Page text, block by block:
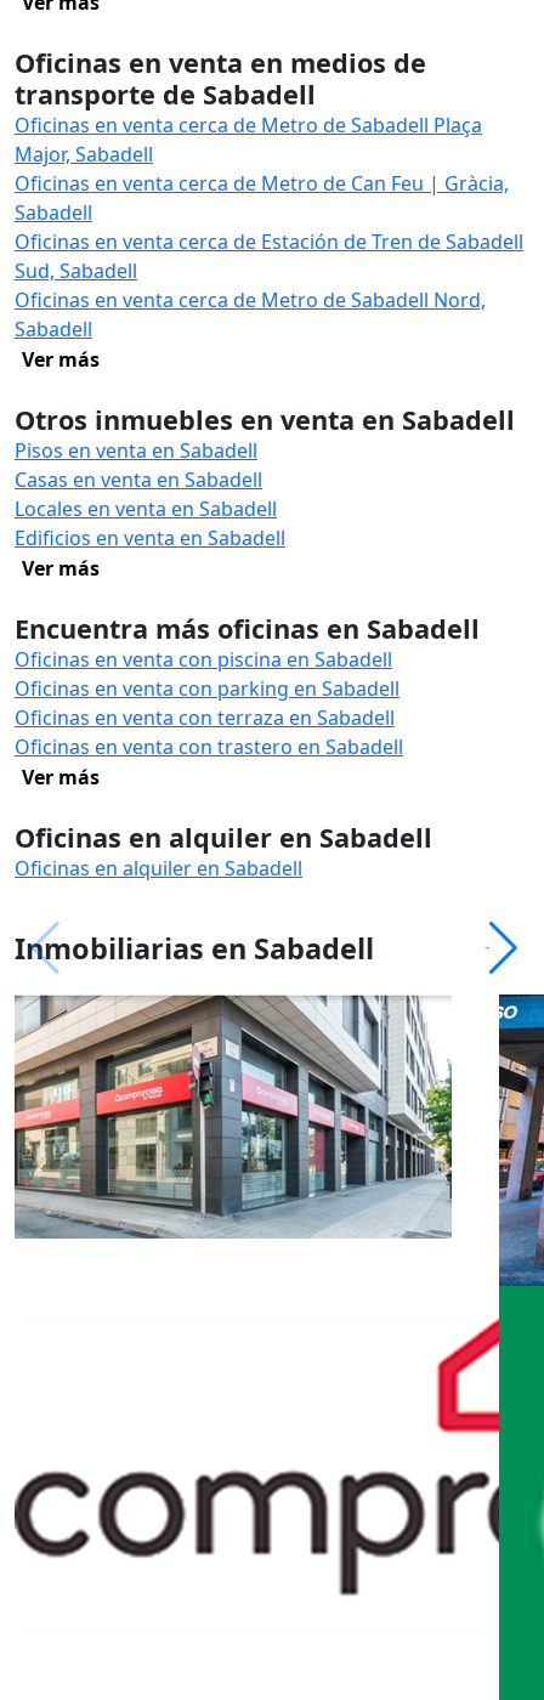
Oficinas en venta en medios de
transporte de Sabadell
Oficinas en venta cerca de Metro de Sabadell Plaça
Major, Sabadell
Oficinas en venta cerca de Metro de Can Feu | Gràcia,
Sabadell
Oficinas en venta cerca de Estación de Tren de Sabadell
Sud, Sabadell
Oficinas en venta cerca de Metro de Sabadell Nord,
Sabadell
Ver más
Otros inmuebles en venta en Sabadell
Pisos en venta en Sabadell
Casas en venta en Sabadell
Locales en venta en Sabadell
Edificios en venta en Sabadell
Ver más
Encuentra más oficinas en Sabadell
Oficinas en venta con piscina en Sabadell
Oficinas en venta con parking en Sabadell
Oficinas en venta con terraza en Sabadell
Oficinas en venta con trastero en Sabadell
Ver más
Oficinas en alquiler en Sabadell
Oficinas en alquiler en Sabadell
Inmobiliarias en Sabadell